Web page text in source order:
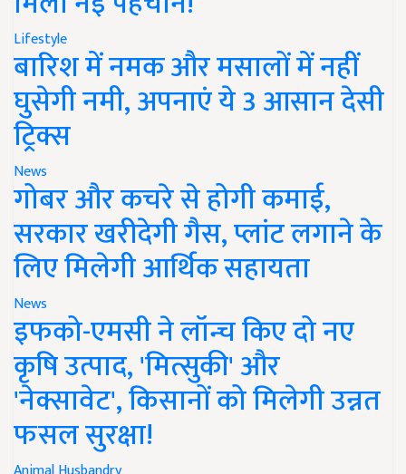
Lifestyle
बारिश में नमक और मसालों में नहीं
घुसेगी नमी, अपनाएं ये 3 आसान देसी
ट्रिक्स
News
गोबर और कचरे से होगी कमाई,
सरकार खरीदेगी गैस, प्लांट लगाने के
लिए मिलेगी आर्थिक सहायता
News
इफको-एमसी ने लॉन्च किए दो नए
कृषि उत्पाद, 'मित्सुकी' और
'नेक्सावेट', किसानों को मिलेगी उन्नत
फसल सुरक्षा!